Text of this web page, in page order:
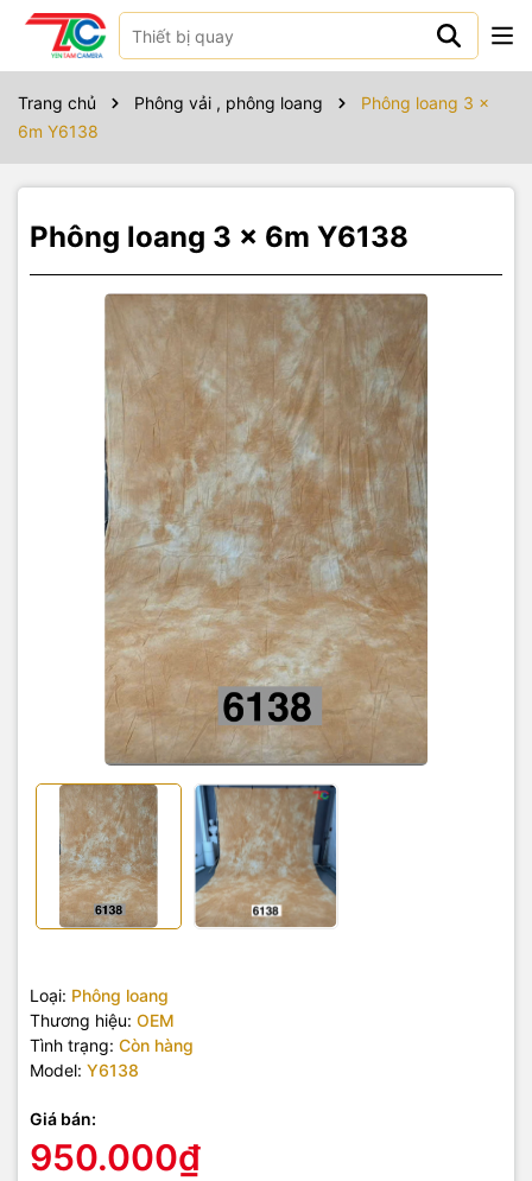
Trang chủ Phông vải , phông loang
Phông loang 3 x
6m Y6138
Phông loang 3 x 6m Y6138
Loại: Phông loang
Thương hiệu: OEM
Tình trạng: Còn hàng
Model: Y6138
Giá bán:
950.000₫
Sản phẩm bao gồm